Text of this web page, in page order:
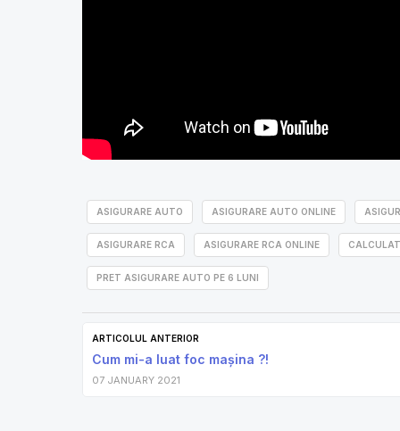
ASIGURARE AUTO ASIGURARE AUTO ONLINE
ASIGURARE RCA ASIGURARE RCA ONLINE
PRET ASIGURARE AUTO PE 6 LUNI
ARTICOLUL ANTERIOR
Cum mi-a luat foc mașina ?!
07 JANUARY 2021